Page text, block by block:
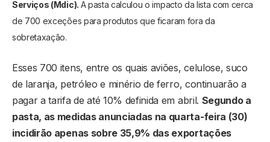
Serviços (Mdic). A pasta calculou o impacto da lista com cerca
de 700 exceções para produtos que ficaram fora da
sobretaxação.
Esses 700 itens, entre os quais aviões, celulose, suco
de laranja, petróleo e minério de ferro, continuarão a
pagar a tarifa de até 10% definida em abril. Segundo a
pasta, as medidas anunciadas na quarta-feira (30)
incidirão apenas sobre 35,9% das exportações